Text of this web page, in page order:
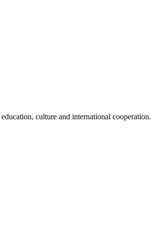
culture and international cooperation.